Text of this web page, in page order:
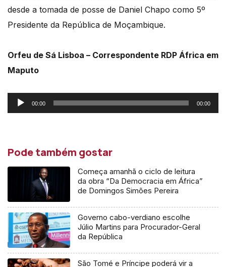
desde a tomada de posse de Daniel Chapo como 5º
Presidente da República de Moçambique.
Orfeu de Sá Lisboa – Correspondente RDP África em
Maputo
Reprodutor
de
00:00 00:00
Pode também gostar
Começa amanhã o ciclo de leitura
da obra “Da Democracia em África”
de Domingos Simões Pereira
Governo cabo-verdiano escolhe
Júlio Martins para Procurador-Geral
da República
São Tomé e Príncipe poderá vir a